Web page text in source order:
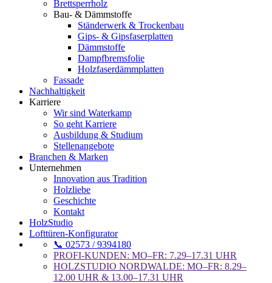
Brettsperrholz
Bau- & Dämmstoffe
Ständerwerk & Trockenbau
Gips- & Gipsfaserplatten
Dämmstoffe
Dampfbremsfolie
Holzfaserdämmplatten
Fassade
Nachhaltigkeit
Karriere
Wir sind Waterkamp
So geht Karriere
Ausbildung & Studium
Stellenangebote
Branchen & Marken
Unternehmen
Innovation aus Tradition
Holzliebe
Geschichte
Kontakt
HolzStudio
Lofttüren-Konfigurator
📞 02573 / 9394180
PROFI-KUNDEN: MO–FR: 7.29–17.31 UHR
HOLZSTUDIO NORDWALDE: MO–FR: 8.29–
12.00 UHR & 13.00–17.31 UHR